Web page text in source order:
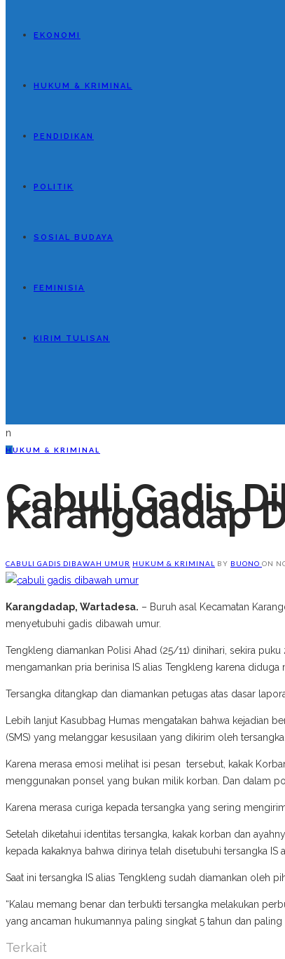
EKONOMI
HUKUM & KRIMINAL
PENDIDIKAN
POLITIK
SOSIAL BUDAYA
FEMINISIA
KIRIM TULISAN
n
H UKUM & KRIMINAL
Cabuli Gadis
Karangdadap
CABULI GADIS DIBAWAH UMUR HUKUM & KRIMINAL BY BUONO ON
Karangdadap, Wartadesa. – Buruh asal Kecamatan
menyetubuhi gadis dibawah umur.
Tengkleng diamankan Polisi Ahad (25/11) dinihari, sekira
mengamankan pria berinisa IS alias Tengkleng karena
Tersangka ditangkap dan diamankan petugas atas dasar
Lebih lanjut Kasubbag Humas mengatakan bahwa kejadian
(SMS) yang melanggar kesusilaan yang dikirim oleh tersangka
Karena merasa emosi melihat isi pesan tersebut, kakak
menggunakan ponsel yang bukan milik korban. Dan dalam
Karena merasa curiga kepada tersangka yang sering
Setelah diketahui identitas tersangka, kakak korban dan
kepada kakaknya bahwa dirinya telah disetubuhi tersangka IS
Saat ini tersangka IS alias Tengkleng sudah diamankan oleh
“Kalau memang benar dan terbukti tersangka melakukan
yang ancaman hukumannya paling singkat 5 tahun dan paling
Terkait